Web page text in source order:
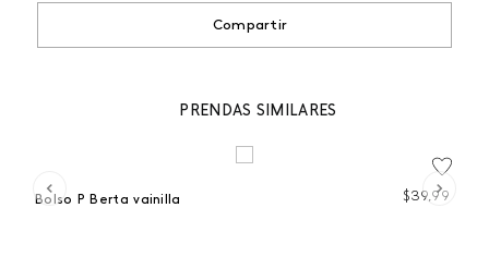
Compartir
PRENDAS SIMILARES
Bolso P Berta vainilla $39,99